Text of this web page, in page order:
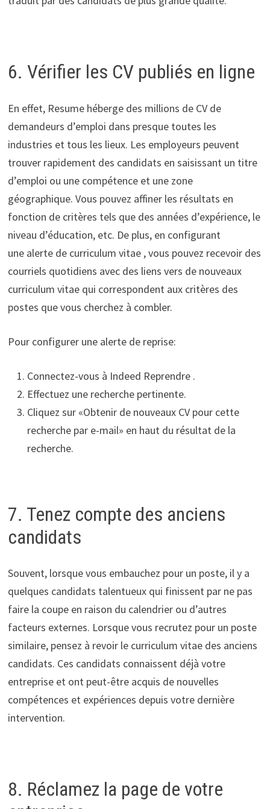
6. Vérifier les CV publiés en ligne
En effet, Resume héberge des millions de CV de
demandeurs d’emploi dans presque toutes les
industries et tous les lieux. Les employeurs peuvent
trouver rapidement des candidats en saisissant un titre
d’emploi ou une compétence et une zone
géographique. Vous pouvez affiner les résultats en
fonction de critères tels que des années d’expérience, le
niveau d’éducation, etc. De plus, en configurant
une alerte de curriculum vitae , vous pouvez recevoir des
courriels quotidiens avec des liens vers de nouveaux
curriculum vitae qui correspondent aux critères des
postes que vous cherchez à combler.
Pour configurer une alerte de reprise:
Connectez-vous à Indeed Reprendre .
Effectuez une recherche pertinente.
Cliquez sur «Obtenir de nouveaux CV pour cette
recherche par e-mail» en haut du résultat de la
recherche.
7. Tenez compte des anciens
candidats
Souvent, lorsque vous embauchez pour un poste, il y a
quelques candidats talentueux qui finissent par ne pas
faire la coupe en raison du calendrier ou d’autres
facteurs externes. Lorsque vous recrutez pour un poste
similaire, pensez à revoir le curriculum vitae des anciens
candidats. Ces candidats connaissent déjà votre
entreprise et ont peut-être acquis de nouvelles
compétences et expériences depuis votre dernière
intervention.
8. Réclamez la page de votre